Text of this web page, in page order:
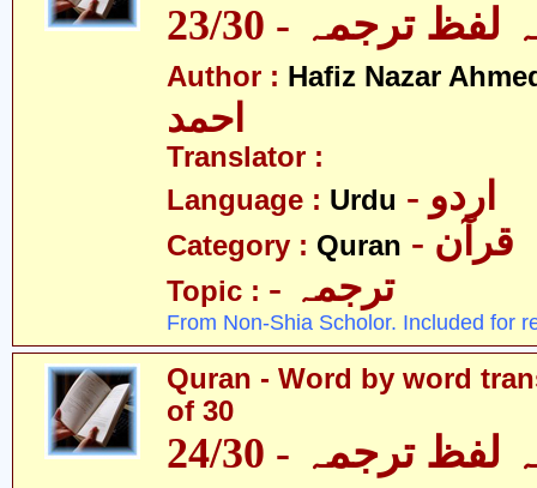
ترجمہ - 23/30
Author : Hafiz Nazar
احمد
Translator :
Language : Urdu - اردو
Category : Quran - قرآن
Topic : - ترجمہ
From Non-Shia Scholor. Included for
Quran - Word by word
of 30
ترجمہ - 24/30